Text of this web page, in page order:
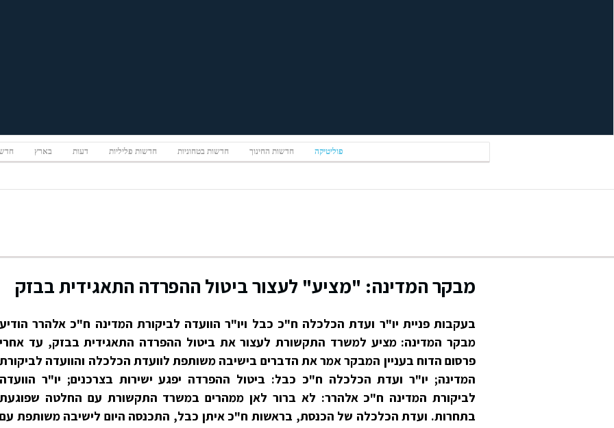
פוליטיקה חדשות החינוך חדשות בטחוניות חדשות פליליות דעות בארץ
מבקר המדינה: "מציע" לעצור ביטול ההפרדה התאגידית בבזק
בעקבות פניית יו"ר ועדת הכלכלה ח"כ כבל ויו"ר הוועדה לביקורת המדינה ח"כ אלהרר הודיע
מבקר המדינה: מציע למשרד התקשורת לעצור את ביטול ההפרדה התאגידית בבזק, עד אחרי
פרסום הדוח בעניין המבקר אמר את הדברים בישיבה משותפת לוועדת הכלכלה והוועדה לביקורת
המדינה; יו"ר ועדת הכלכלה ח"כ כבל: ביטול ההפרדה יפגע ישירות בצרכנים; יו"ר הוועדה
לביקורת המדינה ח"כ אלהרר: לא ברור לאן ממהרים במשרד התקשורת עם החלטה שפוגעת
בתחרות. ועדת הכלכלה של הכנסת, בראשות ח"כ איתן כבל, התכנסה היום לישיבה משותפת עם